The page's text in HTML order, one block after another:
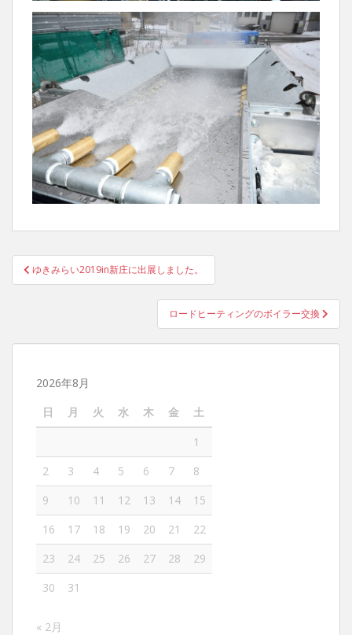
投稿ナビゲーション
ゆきみらい2019in新庄に出展しました。
ロードヒーティングのボイラー交換
2026年8月
日
月 火 水 木 金
土
1
2
3 4 5 6 7
8
9
10 11 12 13 14
15
16
17 18 19 20 21
22
23
24 25 26 27 28
29
30
31
« 2月